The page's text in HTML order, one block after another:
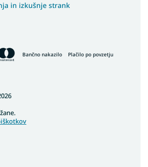
in izkušnje strank
Bančno nakazilo Plačilo po povzetju